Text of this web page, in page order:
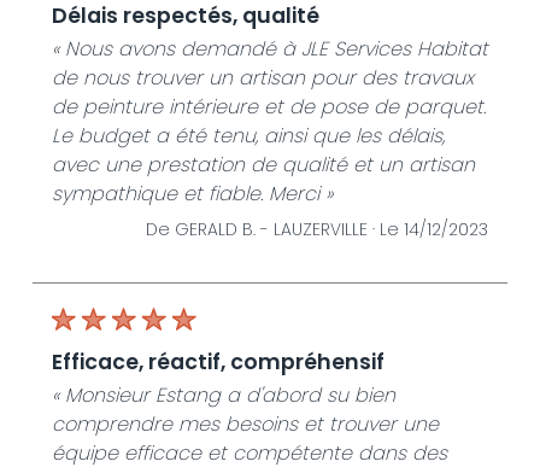
délais respectés, qualité
« Nous avons demandé à JLE Services Habitat
de nous trouver un artisan pour des travaux
de peinture intérieure et de pose de parquet.
Le budget a été tenu, ainsi que les délais,
avec une prestation de qualité et un artisan
sympathique et fiable. Merci »
De GERALD B. - LAUZERVILLE · Le 14/12/2023
efficace, réactif, compréhensif
« Monsieur Estang a d'abord su bien
comprendre mes besoins et trouver une
équipe efficace et compétente dans des